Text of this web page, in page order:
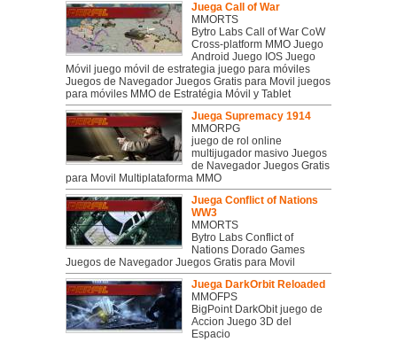
Juega Call of War
MMORTS
Bytro Labs Call of War CoW
Cross-platform MMO Juego
Android Juego IOS Juego
Móvil juego móvil de estrategia juego para móviles
Juegos de Navegador Juegos Gratis para Movil juegos
para móviles MMO de Estratégia Móvil y Tablet
Juega Supremacy 1914
MMORPG
juego de rol online
multijugador masivo Juegos
de Navegador Juegos Gratis
para Movil Multiplataforma MMO
Juega Conflict of Nations
WW3
MMORTS
Bytro Labs Conflict of
Nations Dorado Games
Juegos de Navegador Juegos Gratis para Movil
Juega DarkOrbit Reloaded
MMOFPS
BigPoint DarkObit juego de
Accion Juego 3D del
Espacio